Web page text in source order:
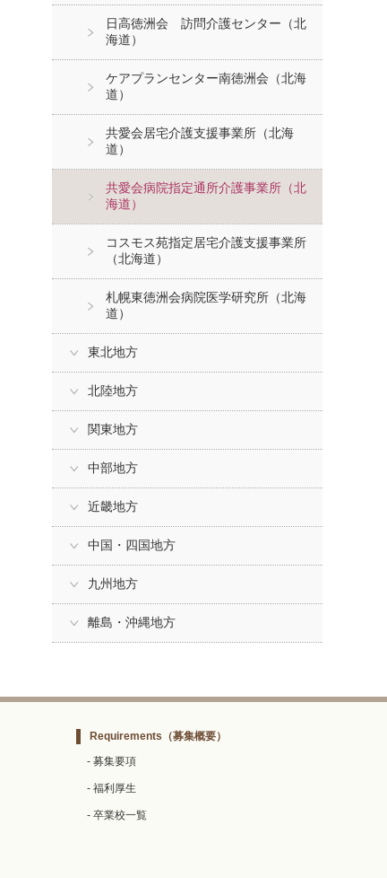
日高徳洲会 訪問介護センター（北
海道）
ケアプランセンター南徳洲会（北海
道）
共愛会居宅介護支援事業所（北海
道）
共愛会病院指定通所介護事業所（北
海道）
コスモス苑指定居宅介護支援事業所
（北海道）
札幌東徳洲会病院医学研究所（北海
道）
東北地方
北陸地方
関東地方
中部地方
近畿地方
中国・四国地方
九州地方
離島・沖縄地方
Requirements （募集概要）
- 募集要項
- 福利厚生
- 卒業校一覧